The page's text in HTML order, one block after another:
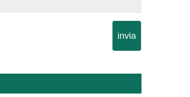
invia